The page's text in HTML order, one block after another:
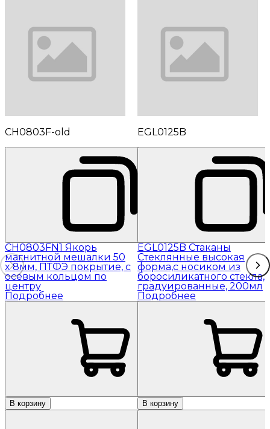
CH0803F-old
CH0803FN1 Якорь
магнитной мешалки 50
x 8мм, ПТФЭ покрытие, с
осевым кольцом по
центру
Подробнее
В корзину
EGL0125B
EGL0125B Стаканы
Стеклянные высокая
форма,с носиком из
боросиликатного стекла,
градуированные, 200мл
Подробнее
В корзину